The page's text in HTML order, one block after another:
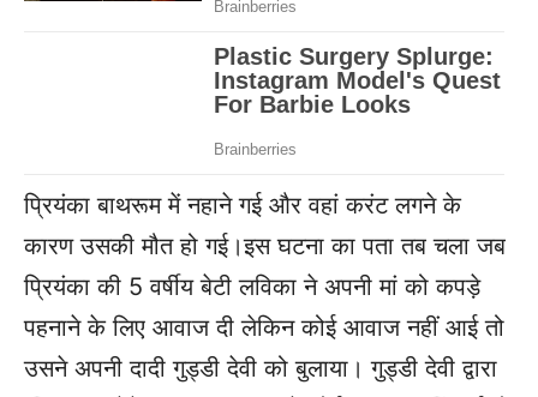
प्रियंका बाथरूम में नहाने गई और वहां करंट लगने के
कारण उसकी मौत हो गई।इस घटना का पता तब चला जब
प्रियंका की 5 वर्षीय बेटी लविका ने अपनी मां को कपड़े
पहनाने के लिए आवाज दी लेकिन कोई आवाज नहीं आई तो
उसने अपनी दादी गुड्डी देवी को बुलाया। गुड्डी देवी द्वारा